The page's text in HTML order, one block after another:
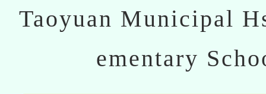
Taoyuan Municipal
ementary